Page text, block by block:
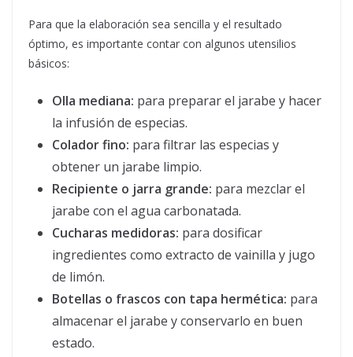
Para que la elaboración sea sencilla y el resultado
óptimo, es importante contar con algunos utensilios
básicos:
Olla mediana: para preparar el jarabe y hacer
la infusión de especias.
Colador fino: para filtrar las especias y
obtener un jarabe limpio.
Recipiente o jarra grande: para mezclar el
jarabe con el agua carbonatada.
Cucharas medidoras: para dosificar
ingredientes como extracto de vainilla y jugo
de limón.
Botellas o frascos con tapa hermética: para
almacenar el jarabe y conservarlo en buen
estado.